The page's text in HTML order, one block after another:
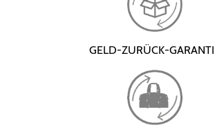
GELD-ZURÜCK-